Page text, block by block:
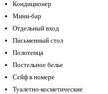
Кондиционер
Мини-бар
Отдельный вход
Письменный стол
Полотенца
Постельное белье
Сейф в номере
Туалетно-косметические